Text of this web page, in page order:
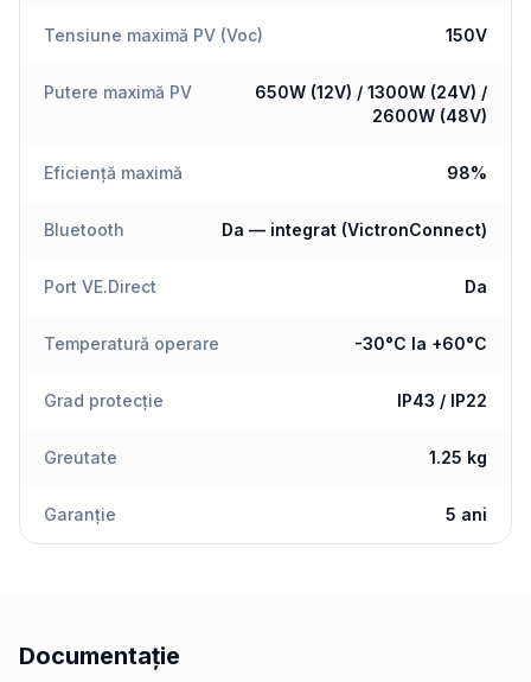
Tensiune maximă PV (Voc) 150V
Putere maximă PV
650W (12V) / 1300W (24V) /
2600W (48V)
Eficiență maximă 98%
Bluetooth Da — integrat (VictronConnect)
Port VE.Direct Da
Temperatură operare -30°C la +60°C
Grad protecție IP43 / IP22
Greutate 1.25 kg
Garanție 5 ani
Documentație